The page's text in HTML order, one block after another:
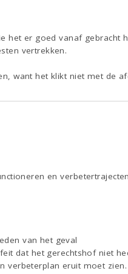
het er goed vanaf gebracht
vertrekken.
want het klikt niet met de
en
van het geval
dat het gerechtshof niet
eruit moet